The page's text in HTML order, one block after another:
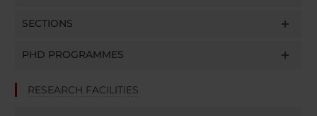
SECTIONS
PHD PROGRAMMES
RESEARCH FACILITIES